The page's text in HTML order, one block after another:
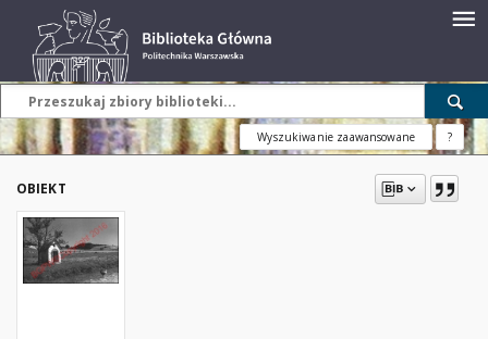
Wyszukiwanie zaawansowane ?
OBIEKT